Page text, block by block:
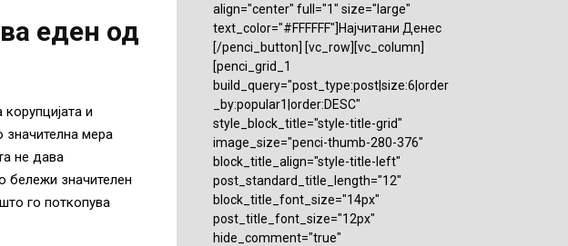
еден од
и
значителна мера
не дава
бележи значителен
го поткопува
align="center" full="1" size="large"
text_color="#FFFFFF"]Најчитани Денес
[/penci_button] [vc_row][vc_column]
[penci_grid_1
build_query="post_type:post|size:6|order
_by:popular1|order:DESC"
style_block_title="style-title-grid"
image_size="penci-thumb-280-376"
block_title_align="style-title-left"
post_standard_title_length="12"
block_title_font_size="14px"
post_title_font_size="12px"
hide_comment="true"